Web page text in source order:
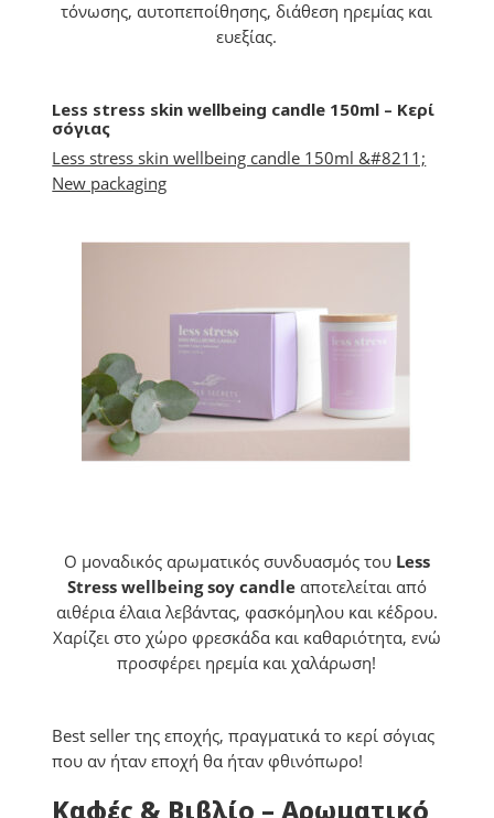
τόνωσης, αυτοπεποίθησης, διάθεση ηρεμίας και
ευεξίας.
Less stress skin wellbeing candle 150ml – Κερί
σόγιας
Less stress skin wellbeing candle 150ml &#8211;
New packaging
Ο μοναδικός αρωματικός συνδυασμός τουLess
Stress wellbeing soy candleαποτελείται από
αιθέρια έλαια λεβάντας, φασκόμηλου και κέδρου.
Χαρίζει στο χώρο φρεσκάδα και καθαριότητα, ενώ
προσφέρει ηρεμία και χαλάρωση!
Best seller της εποχής, πραγματικά το κερί σόγιας
που αν ήταν εποχή θα ήταν φθινόπωρο!
Καφές & Βιβλίο – Αρωματικό